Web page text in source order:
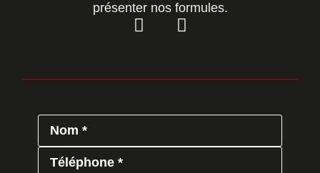
présenter nos formules.